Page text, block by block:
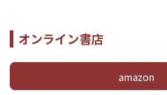
オンライン書店
amazon